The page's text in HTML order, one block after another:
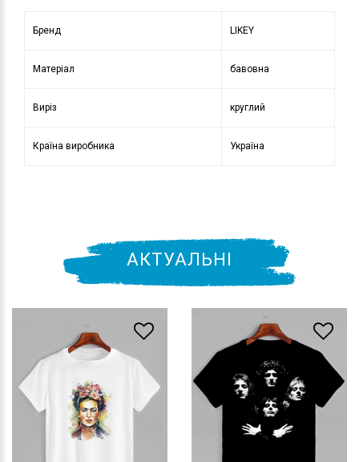
Бренд LIKEY
Матеріал бавовна
Виріз круглий
Країна виробника Україна
АКТУАЛЬНІ